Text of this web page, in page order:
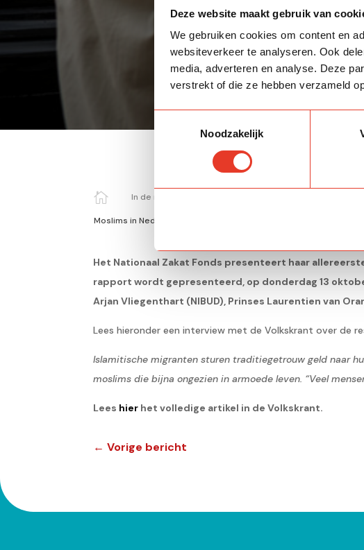
Deze website maakt gebruik van
We gebruiken cookies om content en
websiteverkeer te analyseren. Ook
media, adverteren en analyse. Deze
verstrekt of die ze hebben verzameld
Noodzakelijk
 In de media
Moslims in Nederland helpen moslims, de financiele nood is hoog
Het Nationaal Zakat Fonds presenteert haar
rapport wordt gepresenteerd, op donderdag 13
Arjan Vliegenthart (NIBUD), Prinses Laurentien van
Lees hieronder een interview met de Volkskrant over de
Islamitische migranten sturen traditiegetrouw geld naar
moslims die bijna ongezien in armoede leven. “Veel
Lees hier het volledige artikel in de Volkskrant.
←Vorige bericht